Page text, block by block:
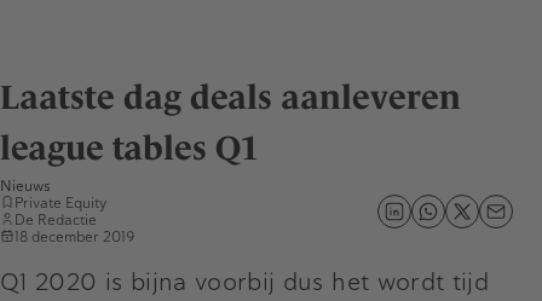
Laatste dag deals aanleveren
league tables Q1
Nieuws
Private Equity
De Redactie
18 december 2019
Q1 2020 is bijna voorbij dus het wordt tijd